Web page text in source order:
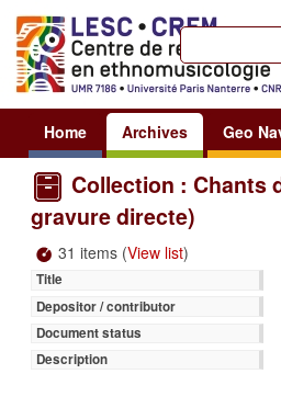
Home Archives Geo
Collection : Chants
gravure directe)
31 items (View list)
Title
Depositor / contributor
Document status
Description